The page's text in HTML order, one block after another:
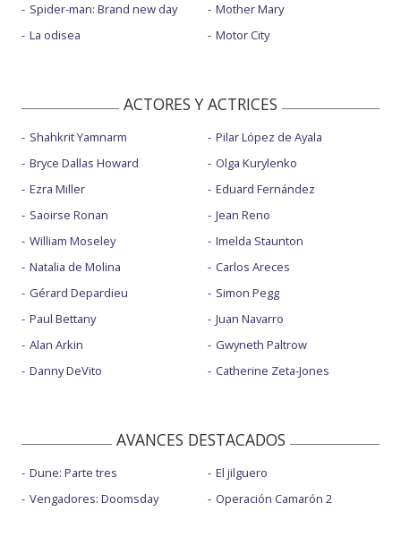
Spider-man: Brand new day
La odisea
Mother Mary
Motor City
ACTORES Y ACTRICES
Shahkrit Yamnarm
Bryce Dallas Howard
Ezra Miller
Saoirse Ronan
William Moseley
Natalia de Molina
Gérard Depardieu
Paul Bettany
Alan Arkin
Danny DeVito
Pilar López de Ayala
Olga Kurylenko
Eduard Fernández
Jean Reno
Imelda Staunton
Carlos Areces
Simon Pegg
Juan Navarro
Gwyneth Paltrow
Catherine Zeta-Jones
AVANCES DESTACADOS
Dune: Parte tres
Vengadores: Doomsday
El jilguero
Operación Camarón 2